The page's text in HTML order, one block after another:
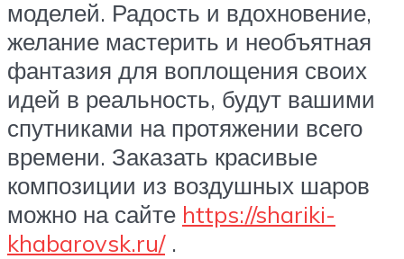
моделей. Радость и вдохновение,
желание мастерить и необъятная
фантазия для воплощения своих
идей в реальность, будут вашими
спутниками на протяжении всего
времени. Заказать красивые
композиции из воздушных шаров
можно на сайте https://shariki-
khabarovsk.ru/.